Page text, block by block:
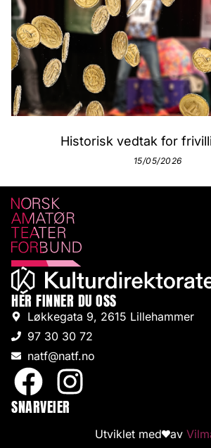
Historisk vedtak for
15/05/2026
HER FINNER DU OSS
Løkkegata 9, 2615 Lillehammer
97 30 30 72
natf@natf.no
SNARVEIER
Utviklet med av